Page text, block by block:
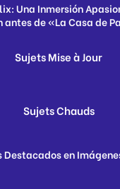
Una Inmersión
antes de «La Casa de
Sujets Mise à Jour
Sujets Chauds
Destacados en